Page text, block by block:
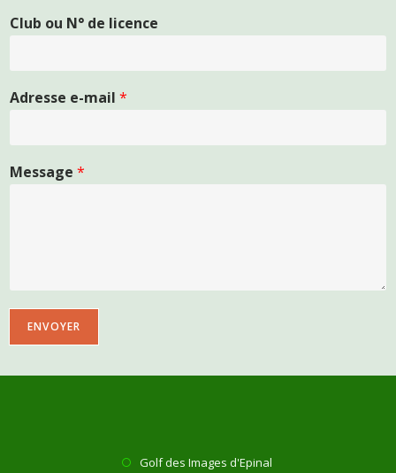
Club ou N° de licence
Adresse e-mail *
Message *
ENVOYER
Golf des Images d'Epinal